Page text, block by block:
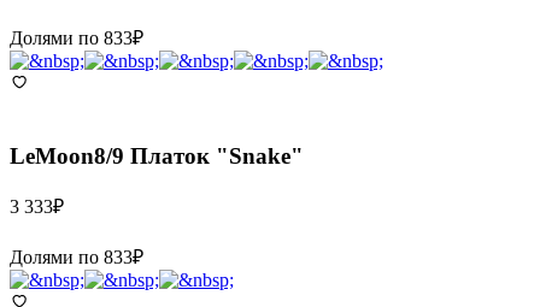
Долями по 833₽
LeMoon8/9 Платок "Snake"
3 333₽
Долями по 833₽